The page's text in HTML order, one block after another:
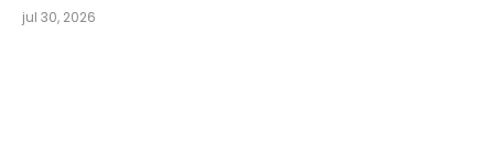
jul 30, 2026